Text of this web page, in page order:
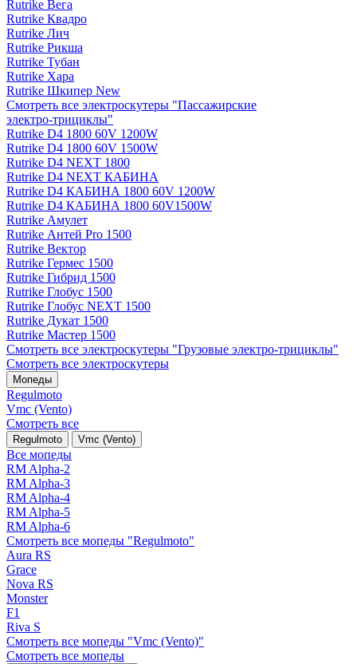
Rutrike Вега
Rutrike Квадро
Rutrike Лич
Rutrike Рикша
Rutrike Тубан
Rutrike Хара
Rutrike Шкипер New
Смотреть все электро­скутеры "Пассажирские
электро‑трициклы"
Rutrike D4 1800 60V 1200W
Rutrike D4 1800 60V 1500W
Rutrike D4 NEXT 1800
Rutrike D4 NEXT КАБИНА
Rutrike D4 КАБИНА 1800 60V 1200W
Rutrike D4 КАБИНА 1800 60V1500W
Rutrike Амулет
Rutrike Антей Pro 1500
Rutrike Вектор
Rutrike Гермес 1500
Rutrike Гибрид 1500
Rutrike Глобус 1500
Rutrike Глобус NEXT 1500
Rutrike Дукат 1500
Rutrike Мастер 1500
Смотреть все электро­скутеры "Грузовые электро‑трициклы"
Смотреть все электро­скутеры
Мопеды
Regulmoto
Vmc (Vento)
Смотреть все
Regulmoto Vmc (Vento)
Все мопеды
RM Alpha-2
RM Alpha-3
RM Alpha-4
RM Alpha-5
RM Alpha-6
Смотреть все мопеды "Regulmoto"
Aura RS
Grace
Nova RS
Monster
F1
Riva S
Смотреть все мопеды "Vmc (Vento)"
Смотреть все мопеды